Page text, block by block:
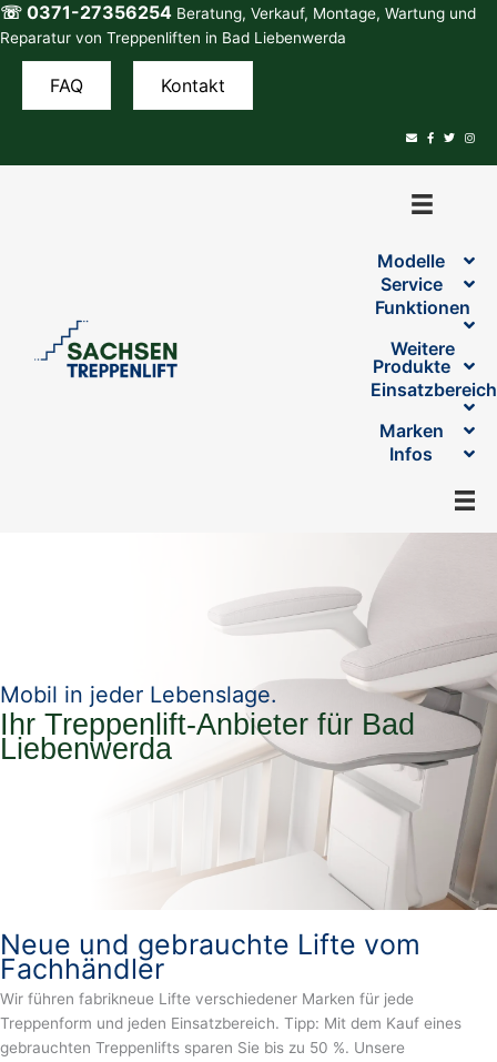
Zum
Inhalt
springen
☏ 0371-27356254 Beratung, Verkauf, Montage, Wartung und
Reparatur von Treppenliften in Bad Liebenwerda
FAQ Kontakt
Modelle
Service
Funktionen
Weitere
Produkte
Marken
Infos
Mobil in jeder Lebenslage.
Ihr Treppenlift-Anbieter für Bad
Liebenwerda
Neue und gebrauchte Lifte vom
Fachhändler
Wir führen fabrikneue Lifte verschiedener Marken für jede
Treppenform und jeden Einsatzbereich. Tipp: Mit dem Kauf eines
gebrauchten Treppenlifts sparen Sie bis zu 50 %. Unsere